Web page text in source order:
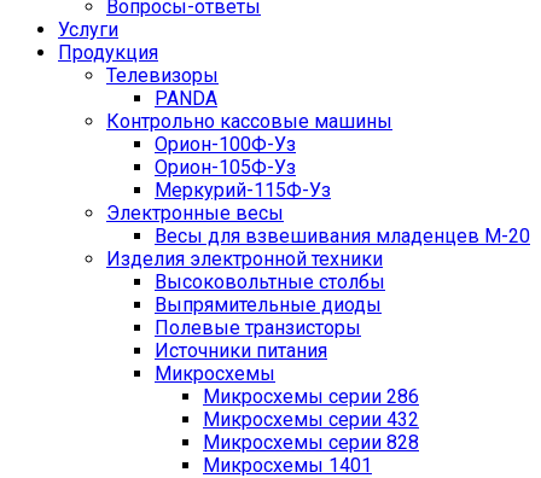
Вопросы-ответы
Услуги
Продукция
Телевизоры
PANDA
Контрольно кассовые машины
Орион-100Ф-Уз
Орион-105Ф-Уз
Меркурий-115Ф-Уз
Электронные весы
Весы для взвешивания младенцев М-20
Изделия электронной техники
Высоковольтные столбы
Выпрямительные диоды
Полевые транзисторы
Источники питания
Микросхемы
Микросхемы серии 286
Микросхемы серии 432
Микросхемы серии 828
Микросхемы 1401